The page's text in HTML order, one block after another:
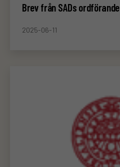
Brev från SADs ordförande
2025-06-11